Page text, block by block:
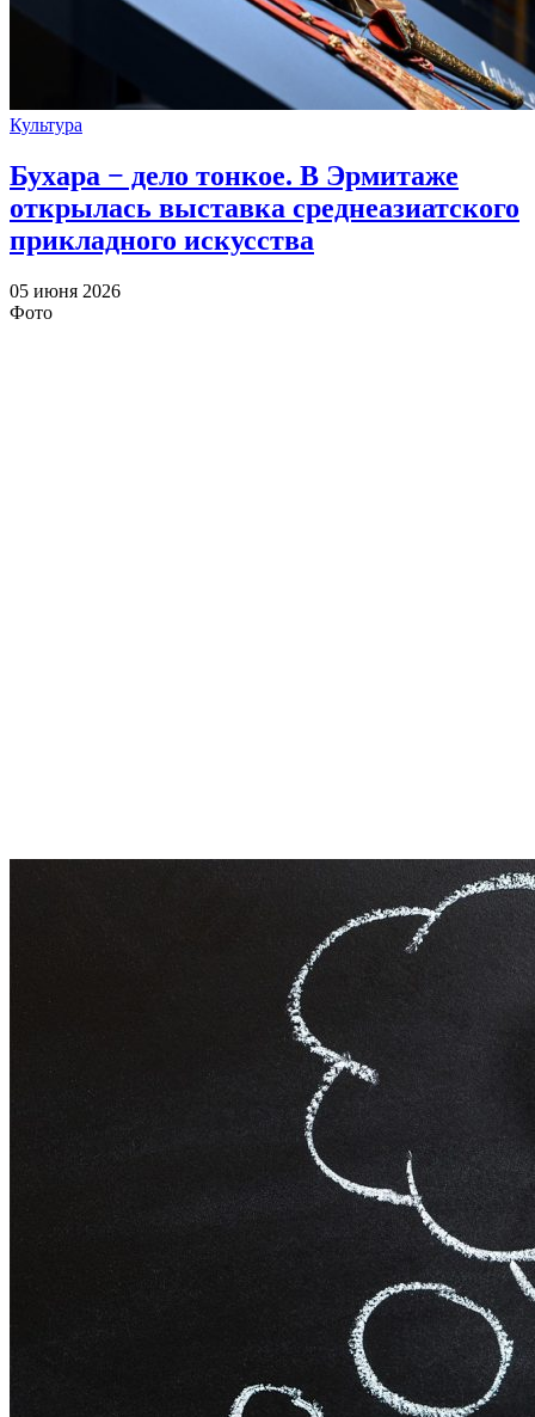
Культура
Бухара − дело тонкое. В Эрмитаже
открылась выставка среднеазиатского
прикладного искусства
05 июня 2026
Фото